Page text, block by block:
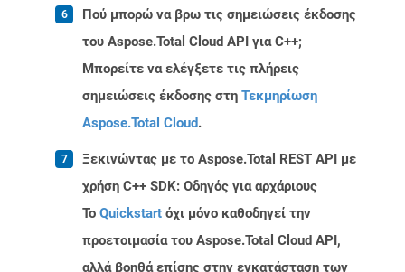
Πού μπορώ να βρω τις σημειώσεις έκδοσης
του Aspose.Total Cloud API για C++;
Μπορείτε να ελέγξετε τις πλήρεις
σημειώσεις έκδοσης στη Τεκμηρίωση
Aspose.Total Cloud.
Ξεκινώντας με το Aspose.Total REST API με
χρήση C++ SDK: Οδηγός για αρχάριους
Το Quickstart όχι μόνο καθοδηγεί την
προετοιμασία του Aspose.Total Cloud API,
αλλά βοηθά επίσης στην εγκατάσταση των